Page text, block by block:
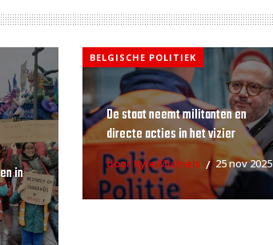
in
BELGISCHE POLITIEK
De staat neemt militanten en
directe acties in het vizier
door Kyle Michiels 25 nov 2025